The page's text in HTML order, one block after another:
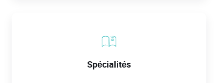
Spécialités